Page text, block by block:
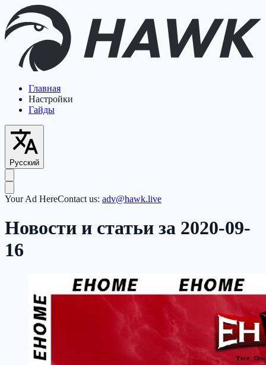
Главная
Настройки
Гайды
Русский
Your Ad HereContact us: adv@hawk.live
Новости и статьи за 2020-09-
16